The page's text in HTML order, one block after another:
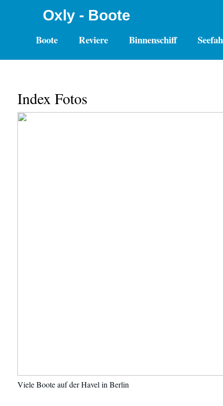
Oxly - Boote
Boote Reviere Binnenschiff
Index Fotos
Viele Boote auf der Havel in Berlin